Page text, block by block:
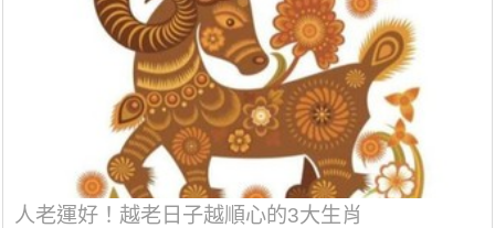
人老運好！越老日子越順心的3大生肖